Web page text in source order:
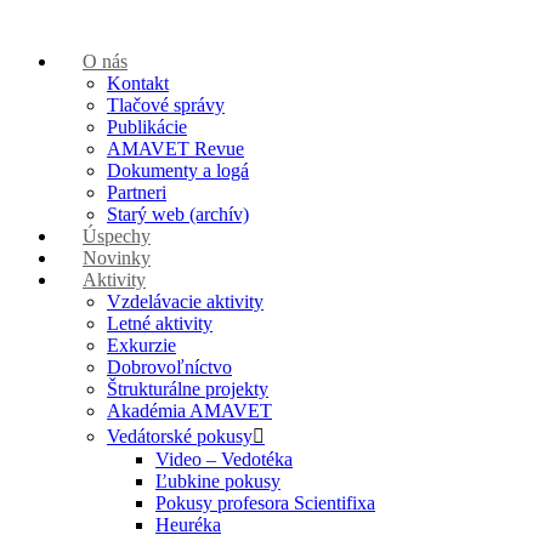
O nás
Kontakt
Tlačové správy
Publikácie
AMAVET Revue
Dokumenty a logá
Partneri
Starý web (archív)
Úspechy
Novinky
Aktivity
Vzdelávacie aktivity
Letné aktivity
Exkurzie
Dobrovoľníctvo
Štrukturálne projekty
Akadémia AMAVET
Vedátorské pokusy
Video – Vedotéka
Ľubkine pokusy
Pokusy profesora Scientifixa
Heuréka